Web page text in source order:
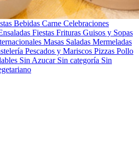
Bebidas Carne Celebraciones
Fiestas Frituras Guisos y Sopas
Masas Saladas Mermeladas
Pescados y Mariscos Pizzas Pollo
Sin Azucar Sin categoría Sin